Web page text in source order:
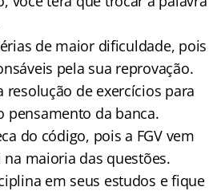
de maior dificuldade, pois
pela sua reprovação.
de exercícios para
pensamento da banca.
do código, pois a FGV vem
maioria das questões.
em seus estudos e fique